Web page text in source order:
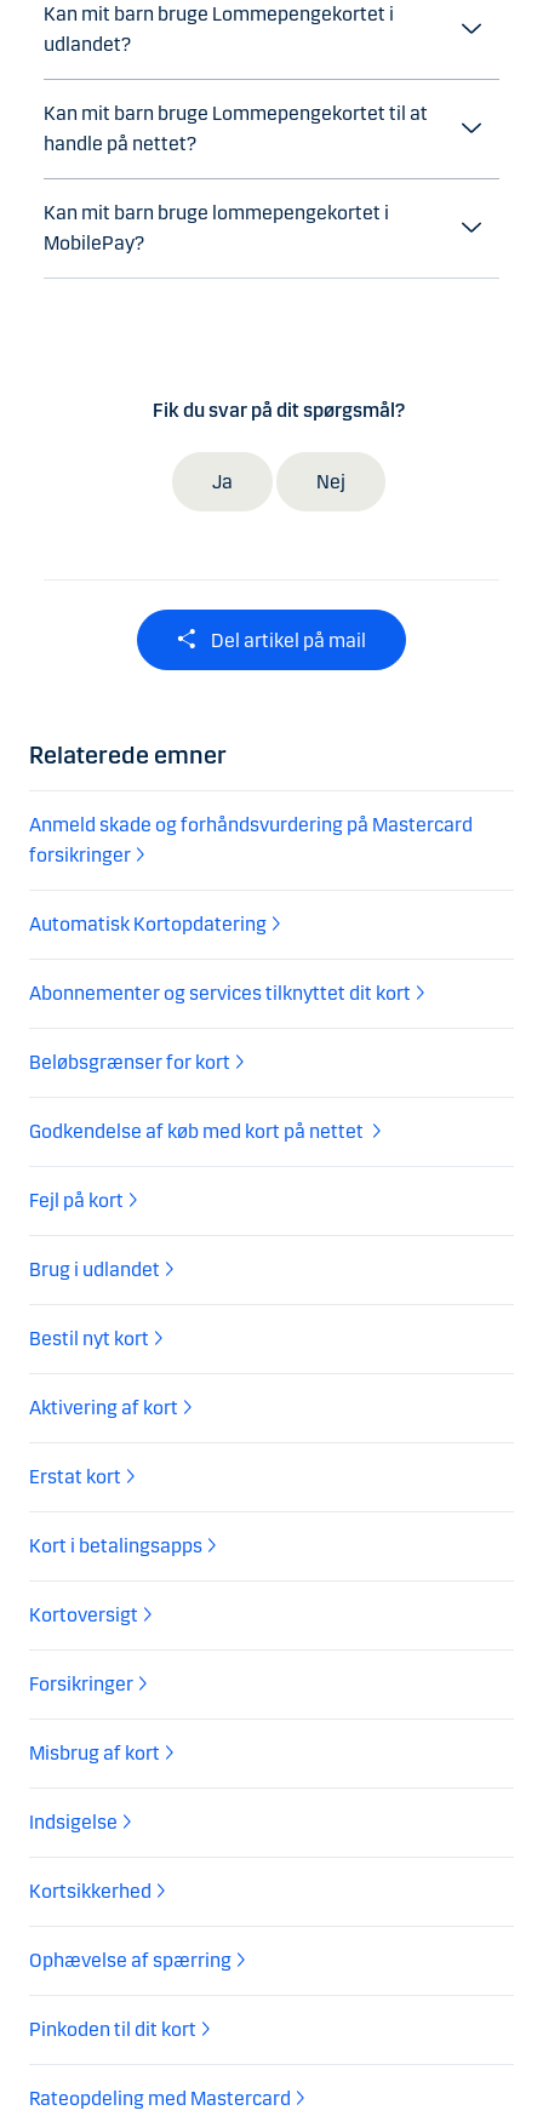
Kan mit barn bruge Lommepengekortet i
udlandet?
Kan mit barn bruge Lommepengekortet til at
handle på nettet?
Kan mit barn bruge lommepengekortet i
MobilePay?
Fik du svar på dit spørgsmål?
Ja Nej
Del artikel på mail
Relaterede emner
Anmeld skade og forhåndsvurdering på Mastercard
forsikringer
Automatisk Kortopdatering
Abonnementer og services tilknyttet dit kort
Beløbsgrænser for kort
Godkendelse af køb med kort på nettet
Fejl på kort
Brug i udlandet
Bestil nyt kort
Aktivering af kort
Erstat kort
Kort i betalingsapps
Kortoversigt
Forsikringer
Misbrug af kort
Indsigelse
Kortsikkerhed
Ophævelse af spærring
Pinkoden til dit kort
Rateopdeling med Mastercard